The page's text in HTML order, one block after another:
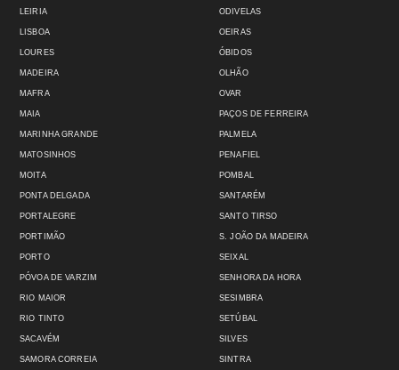
LEIRIA
LISBOA
LOURES
MADEIRA
MAFRA
MAIA
MARINHA GRANDE
MATOSINHOS
MOITA
ODIVELAS
OEIRAS
ÓBIDOS
OLHÃO
OVAR
PAÇOS DE FERREIRA
PALMELA
PENAFIEL
POMBAL
PONTA DELGADA
PORTALEGRE
PORTIMÃO
PORTO
PÓVOA DE VARZIM
RIO MAIOR
RIO TINTO
SACAVÉM
SAMORA CORREIA
SANTARÉM
SANTO TIRSO
S. JOÃO DA MADEIRA
SEIXAL
SENHORA DA HORA
SESIMBRA
SETÚBAL
SILVES
SINTRA